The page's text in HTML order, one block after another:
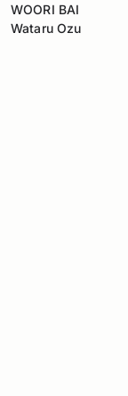
WOORI BAI
Wataru Ozu